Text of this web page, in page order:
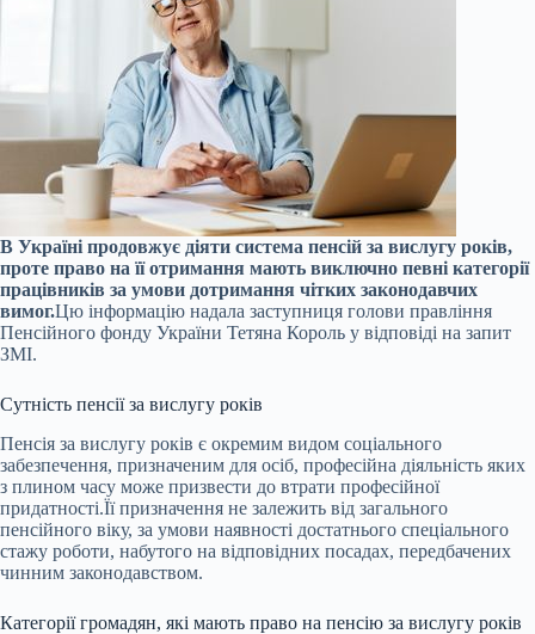
В Україні продовжує діяти система пенсій за вислугу років,
проте право на її отримання мають виключно певні категорії
працівників за умови дотримання чітких законодавчих
вимог.Цю інформацію надала заступниця голови правління
Пенсійного фонду України Тетяна Король у відповіді на запит
ЗМІ.
Сутність пенсії за вислугу років
Пенсія за вислугу років є окремим видом соціального
забезпечення, призначеним для осіб, професійна діяльність яких
з плином часу може призвести до втрати професійної
придатності.Її призначення не залежить від загального
пенсійного віку, за умови наявності достатнього спеціального
стажу роботи, набутого на відповідних посадах, передбачених
чинним законодавством.
Категорії громадян, які мають право на пенсію за вислугу років